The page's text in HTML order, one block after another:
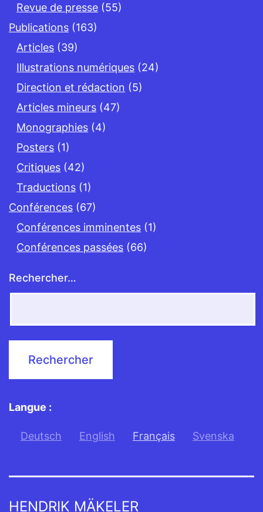
Revue de presse (55)
Publications (163)
Articles (39)
Illustrations numériques (24)
Direction et rédaction (5)
Articles mineurs (47)
Monographies (4)
Posters (1)
Critiques (42)
Traductions (1)
Conférences (67)
Conférences imminentes (1)
Conférences passées (66)
Rechercher…
Langue :
Deutsch English Français Svenska
HENDRIK MÄKELER